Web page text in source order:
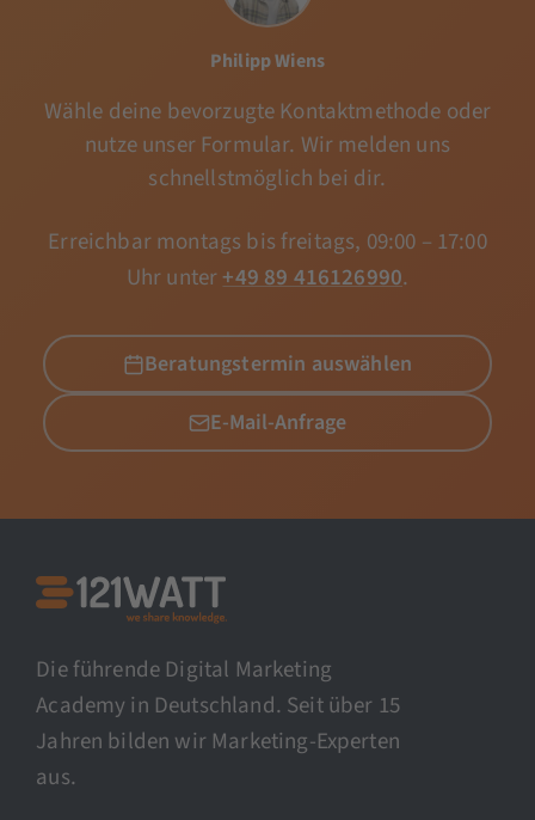
Philipp Wiens
Wähle deine bevorzugte Kontaktmethode oder
nutze unser Formular. Wir melden uns
schnellstmöglich bei dir.
Erreichbar montags bis freitags, 09:00 – 17:00
Uhr unter+49 89 416126990.
Beratungstermin auswählen
E-Mail-Anfrage
Die führende Digital Marketing
Academy in Deutschland. Seit über 15
Jahren bilden wir Marketing-Experten
aus.